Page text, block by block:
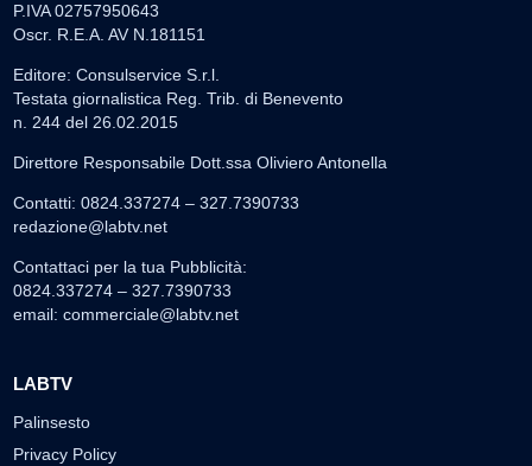
P.IVA 02757950643
Oscr. R.E.A. AV N.181151
Editore: Consulservice S.r.l.
Testata giornalistica Reg. Trib. di Benevento
n. 244 del 26.02.2015
Direttore Responsabile Dott.ssa Oliviero Antonella
Contatti: 0824.337274 – 327.7390733
redazione@labtv.net
Contattaci per la tua Pubblicità:
0824.337274 – 327.7390733
email: commerciale@labtv.net
LABTV
Palinsesto
Privacy Policy